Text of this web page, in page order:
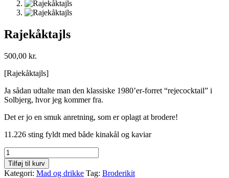
Rajekåktajls
500,00 kr.
[Rajekåktajls]
Ja sådan udtalte man den klassiske 1980’er-forret “rejecocktail” i
Solbjerg, hvor jeg kommer fra.
Det er jo en smuk anretning, som er oplagt at brodere!
11.226 sting fyldt med både kinakål og kaviar
Rajekåktajls
antal
Tilføj til kurv
Kategori: Mad og drikke Tag: Broderikit